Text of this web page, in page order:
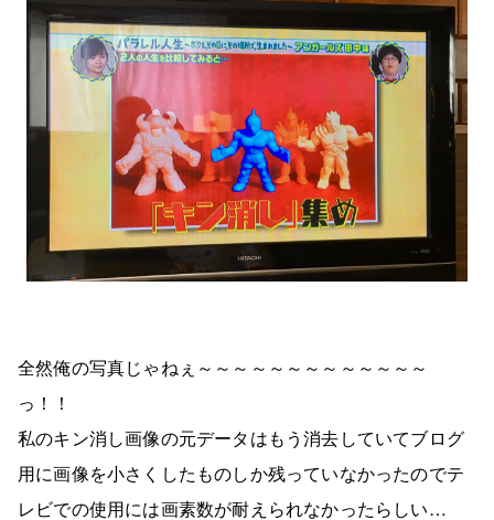
全然俺の写真じゃねぇ～～～～～～～～～～～～～
っ！！
私のキン消し画像の元データはもう消去していてブログ
用に画像を小さくしたものしか残っていなかったのでテ
レビでの使用には画素数が耐えられなかったらしい…